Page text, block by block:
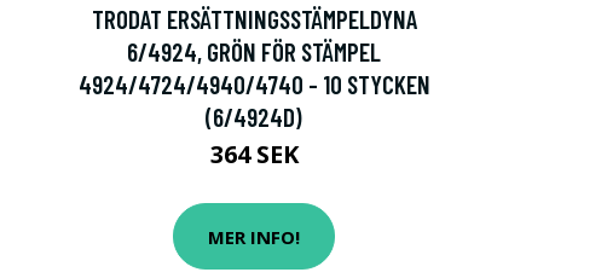
TRODAT ERSÄTTNINGSSTÄMPELDYNA
6/4924, GRÖN FÖR STÄMPEL
4924/4724/4940/4740 - 10 STYCKEN
(6/4924D)
364 SEK
MER INFO!